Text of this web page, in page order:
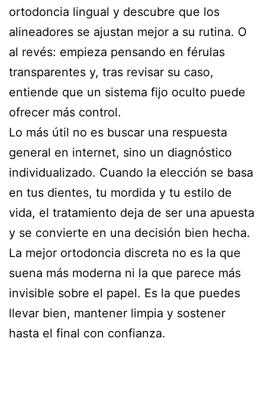
ortodoncia lingual y descubre que los
alineadores se ajustan mejor a su rutina. O
al revés: empieza pensando en férulas
transparentes y, tras revisar su caso,
entiende que un sistema fijo oculto puede
ofrecer más control.
Lo más útil no es buscar una respuesta
general en internet, sino un diagnóstico
individualizado. Cuando la elección se basa
en tus dientes, tu mordida y tu estilo de
vida, el tratamiento deja de ser una apuesta
y se convierte en una decisión bien hecha.
La mejor ortodoncia discreta no es la que
suena más moderna ni la que parece más
invisible sobre el papel. Es la que puedes
llevar bien, mantener limpia y sostener
hasta el final con confianza.